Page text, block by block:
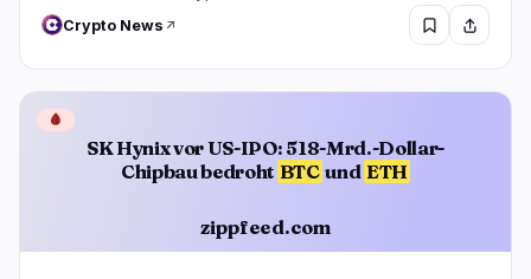
Crypto News
SK Hynix vor US-IPO: 518-Mrd.-Dollar-
Chipbau bedroht BTC und ETH
zippfeed.com
🩸